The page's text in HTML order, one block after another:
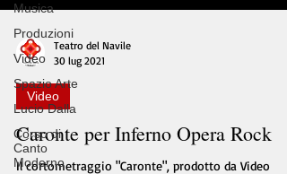
Musica
Produzioni
Video
Spazio Arte
Lucio Dalla
Corso di
Canto
Moderno
Teatro del Navile
30 lug 2021
Video
Caronte per Inferno Opera Rock
Il cortometraggio "Caronte", prodotto da Video